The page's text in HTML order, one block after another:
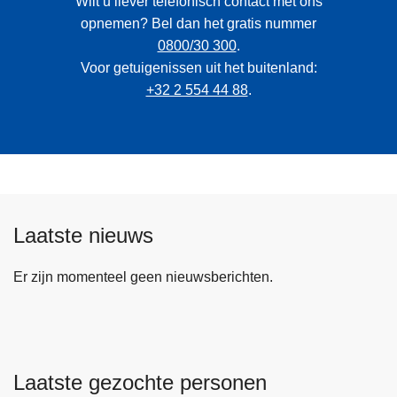
opnemen? Bel dan het gratis nummer
0800/30 300.
Voor getuigenissen uit het buitenland:
+32 2 554 44 88.
Laatste nieuws
Er zijn momenteel geen nieuwsberichten.
Laatste gezochte personen